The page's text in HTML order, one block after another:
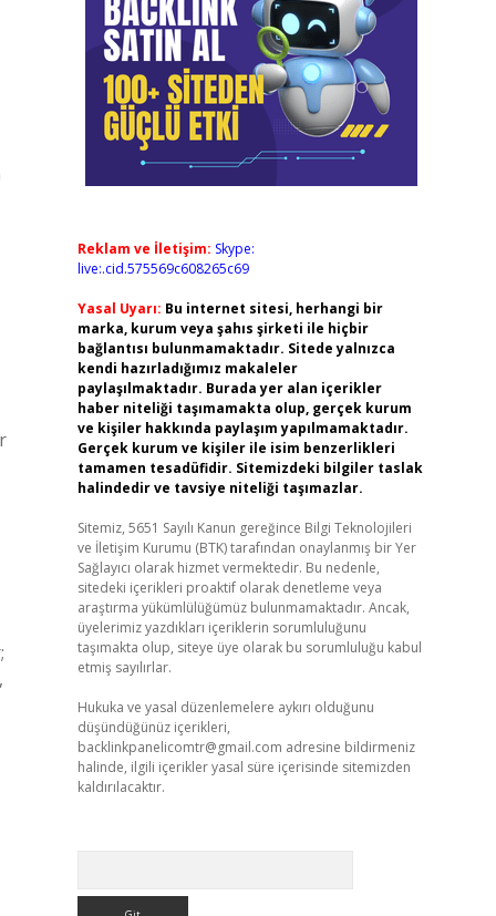
Reklam ve İletişim: Skype:
live:.cid.575569c608265c69
Yasal Uyarı: Bu internet sitesi, herhangi bir
marka, kurum veya şahıs şirketi ile hiçbir
bağlantısı bulunmamaktadır. Sitede yalnızca
kendi hazırladığımız makaleler
paylaşılmaktadır. Burada yer alan içerikler
haber niteliği taşımamakta olup, gerçek kurum
ve kişiler hakkında paylaşım yapılmamaktadır.
Gerçek kurum ve kişiler ile isim benzerlikleri
tamamen tesadüfidir. Sitemizdeki bilgiler taslak
halindedir ve tavsiye niteliği taşımazlar.
Sitemiz, 5651 Sayılı Kanun gereğince Bilgi Teknolojileri
ve İletişim Kurumu (BTK) tarafından onaylanmış bir Yer
Sağlayıcı olarak hizmet vermektedir. Bu nedenle,
sitedeki içerikleri proaktif olarak denetleme veya
araştırma yükümlülüğümüz bulunmamaktadır. Ancak,
üyelerimiz yazdıkları içeriklerin sorumluluğunu
taşımakta olup, siteye üye olarak bu sorumluluğu kabul
etmiş sayılırlar.
Hukuka ve yasal düzenlemelere aykırı olduğunu
düşündüğünüz içerikleri,
backlinkpanelicomtr@gmail.com adresine bildirmeniz
halinde, ilgili içerikler yasal süre içerisinde sitemizden
kaldırılacaktır.